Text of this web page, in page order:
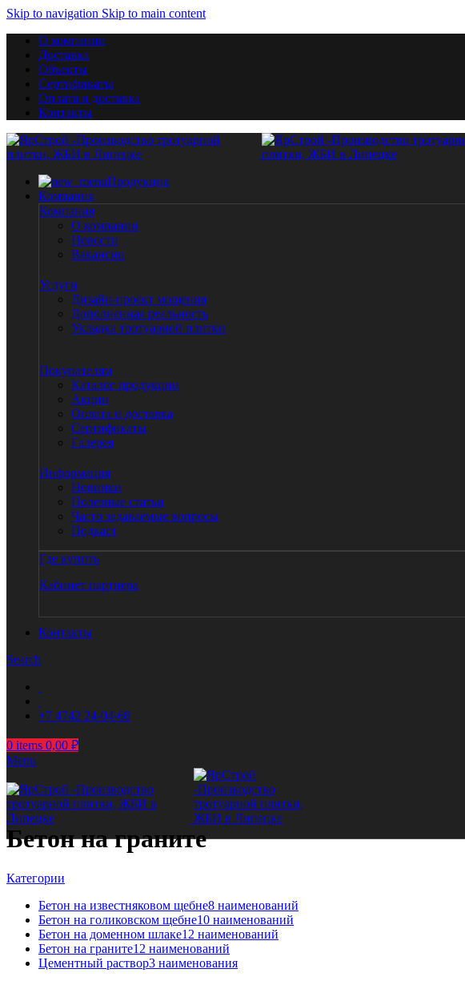
Skip to navigation Skip to main content
О компании
Доставка
Объекты
Сертификаты
Оплата и доставка
Контакты
Продукция
Компания
Компания
О компании
Новости
Вакансии
Услуги
Дизайн-проект мощения
Дополненная реальность
Укладка тротуарной плитки
Покупателям
Каталог продукции
Акции
Оплата и доставка
Сертификаты
Галерея
Информация
Новинки
Полезные статьи
Часто задаваемые вопросы
Подкаст
Где купить
Кабинет партнера
Контакты
Search
+7 4742 24-04-68
0 items 0,00 ₽
Menu
Бетон на граните
Категории
Бетон на известняковом щебне8 наименований
Бетон на голиковском щебне10 наименований
Бетон на доменном шлаке12 наименований
Бетон на граните12 наименований
Цементный раствор3 наименования